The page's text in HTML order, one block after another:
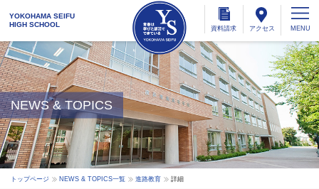
YOKOHAMA SEIFU
HIGH SCHOOL
資料請求 アクセス
NEWS & TOPICS
トップページ NEWS & TOPICS一覧 進路教育 詳細